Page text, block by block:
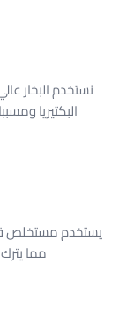
نستخدم البخار
البكتيريا
يستخدم مستخلص
مما